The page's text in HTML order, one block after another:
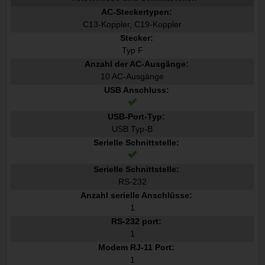
AC-Steckertypen:
C13-Koppler, C19-Koppler
Stecker:
Typ F
Anzahl der AC-Ausgänge:
10 AC-Ausgänge
USB Anschluss:
USB-Port-Typ:
USB Typ-B
Serielle Schnittstelle:
Serielle Schnittstelle:
RS-232
Anzahl serielle Anschlüsse:
1
RS-232 port:
1
Modem RJ-11 Port:
1